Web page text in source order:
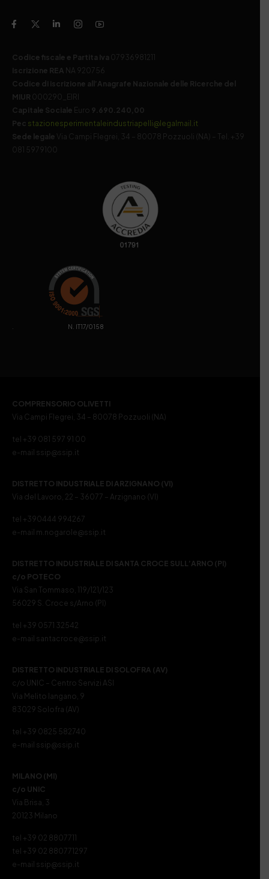
Codice fiscale e Partita Iva 07936981211
Iscrizione REA NA 920756
Codice di iscrizione all’Anagrafe Nazionale delle Ricerche del
MIUR 000290_EIRI
Capitale Sociale Euro 9.690.240,00
Pec stazionesperimentaleindustriapelli@legalmail.it
Sede legale
Via Campi Flegrei, 34 – 80078 Pozzuoli (NA) – Tel. +39
081 5979100
. N. IT17/0158
COMPRENSORIO OLIVETTI
Via Campi Flegrei, 34 – 80078 Pozzuoli (NA)
tel +39 081 597 91 00
e-mail ssip@ssip.it
DISTRETTO INDUSTRIALE DI ARZIGNANO (VI)
Via del Lavoro, 22 – 36077 – Arzignano (VI)
tel +390444 994267
e-mail m.nogarole@ssip.it
DISTRETTO INDUSTRIALE DI SANTA CROCE SULL’ARNO (PI)
c/o POTECO
Via San Tommaso, 119/121/123
56029 S. Croce s/Arno (PI)
tel +39 0571 32542
e-mail santacroce@ssip.it
DISTRETTO INDUSTRIALE DI SOLOFRA (AV)
c/o UNIC – Centro Servizi ASI
Via Melito Iangano, 9
83029 Solofra (AV)
tel +39 0825 582740
e-mail ssip@ssip.it
MILANO (MI)
c/o UNIC
Via Brisa, 3
20123 Milano
tel +39 02 8807711
tel +39 02 880771297
e-mail ssip@ssip.it